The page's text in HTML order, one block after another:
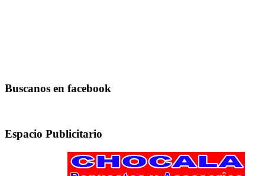
Buscanos en facebook
Espacio Publicitario